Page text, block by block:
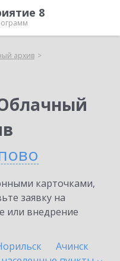
8
архив
карточками,
заявку на
или внедрение
Ачинск